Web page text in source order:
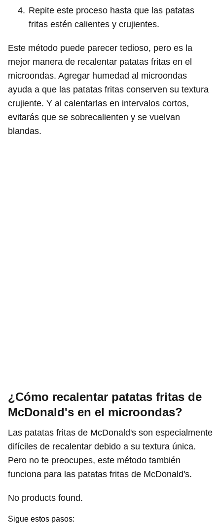
Repite este proceso hasta que las patatas
fritas estén calientes y crujientes.
Este método puede parecer tedioso, pero es la
mejor manera de recalentar patatas fritas en el
microondas. Agregar humedad al microondas
ayuda a que las patatas fritas conserven su textura
crujiente. Y al calentarlas en intervalos cortos,
evitarás que se sobrecalienten y se vuelvan
blandas.
¿Cómo recalentar patatas fritas de
McDonald's en el microondas?
Las patatas fritas de McDonald's son especialmente
difíciles de recalentar debido a su textura única.
Pero no te preocupes, este método también
funciona para las patatas fritas de McDonald's.
No products found.
Sigue estos pasos: